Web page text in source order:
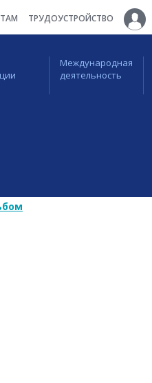
ТРУДОУСТРОЙСТВО
Международная
деятельность